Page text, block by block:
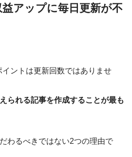
アップに毎日更新が不
ントは更新回数ではありませ
られる記事を作成することが最も
わるべきではない2つの理由で